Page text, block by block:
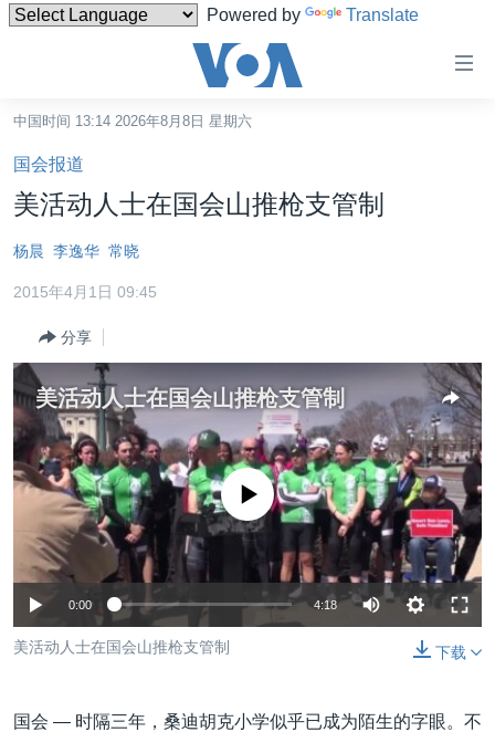
Powered by Translate
碍
链
接
跳
转
内
到
导
航
跳
索
台湾
港澳
国际
最新国际新闻
印太
中东
欧洲
非洲
美洲
分类新闻
经济·金融·贸易
人权·法律·宗教
科教·文娱·体健
军事
劳工
美中关系
热点专题
白宫要闻
国会报道
美中关系
美国建国250周年
VOA视频
VOA今日焦点
中文广播
关注我们
中国时间 13:14 2026年8月8日 星期六
国会报道
美活动人士在国会山推枪支管制
杨晨 李逸华 常晓
2015年4月1日 09:45
分享
美活动人士在国会山推枪支管制
没有媒体可用资源
0:00 4:18
下载
美活动人士在国会山推枪支管制
国会 — 时隔三年，桑迪胡克小学似乎已成为陌生的字眼。不